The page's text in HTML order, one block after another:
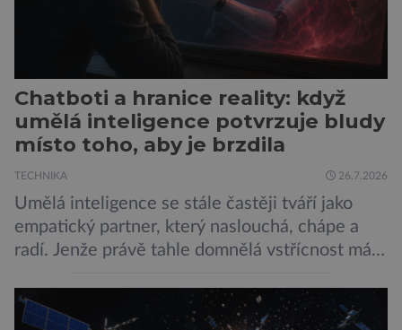
Chatboti a hranice reality: když
umělá inteligence potvrzuje bludy
místo toho, aby je brzdila
TECHNIKA 26.7.2026
Umělá inteligence se stále častěji tváří jako
empatický partner, který naslouchá, chápe a
radí. Jenže právě tahle domnělá vstřícnost má i
z City University of New York a King’s College
London ukazuje, že někteří choboti, včetně